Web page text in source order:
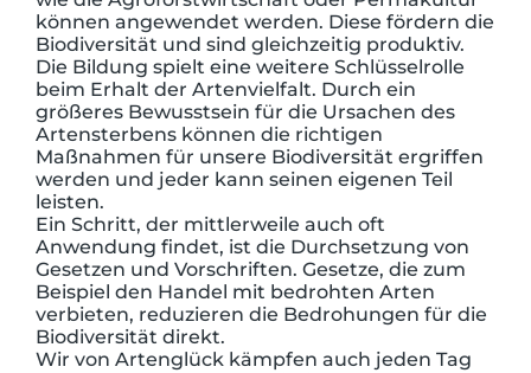
können angewendet werden. Diese fördern die
Biodiversität und sind gleichzeitig produktiv.
Die Bildung spielt eine weitere Schlüsselrolle
beim Erhalt der Artenvielfalt. Durch ein
größeres Bewusstsein für die Ursachen des
Artensterbens können die richtigen
Maßnahmen für unsere Biodiversität ergriffen
werden und jeder kann seinen eigenen Teil
leisten.
Ein Schritt, der mittlerweile auch oft
Anwendung findet, ist die Durchsetzung von
Gesetzen und Vorschriften. Gesetze, die zum
Beispiel den Handel mit bedrohten Arten
verbieten, reduzieren die Bedrohungen für die
Biodiversität direkt.
Wir von Artenglück kämpfen auch jeden Tag